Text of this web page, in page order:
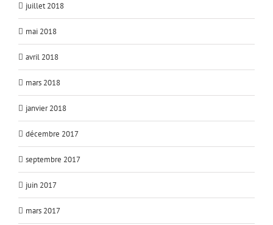
juillet 2018
mai 2018
avril 2018
mars 2018
janvier 2018
décembre 2017
septembre 2017
juin 2017
mars 2017